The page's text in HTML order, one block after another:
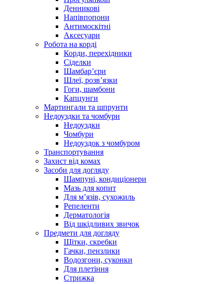
Денникові
Напівпопони
Антимоскітні
Аксесуари
Робота на корді
Корди, перехідники
Сіделки
Шамбар’єри
Шлеї, розв’язки
Гоги, шамбони
Капцунги
Мартингали та шпрунти
Недоуздки та чомбури
Недоуздки
Чомбури
Недоуздок з чомбуром
Транспортування
Захист від комах
Засоби для догляду
Шампуні, кондиціонери
Мазь для копит
Для м’язів, сухожиль
Репеленти
Дерматологія
Від шкідливих звичок
Предмети для догляду
Щітки, скребки
Гачки, пензлики
Водозгони, суконки
Для плетіння
Стрижка